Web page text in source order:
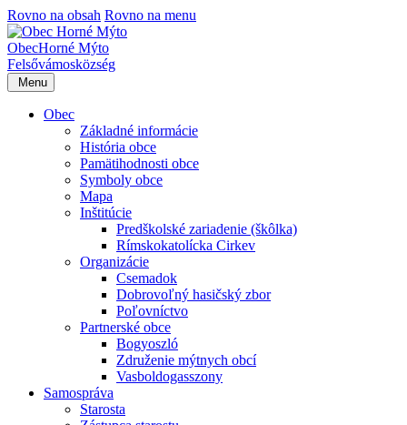
Rovno na obsah Rovno na menu
ObecHorné Mýto
Felsővámosközség
Menu
Obec
Základné informácie
História obce
Pamätihodnosti obce
Symboly obce
Mapa
Inštitúcie
Predškolské zariadenie (škôlka)
Rímskokatolícka Cirkev
Organizácie
Csemadok
Dobrovoľný hasičský zbor
Poľovníctvo
Partnerské obce
Bogyoszló
Združenie mýtnych obcí
Vasboldogasszony
Samospráva
Starosta